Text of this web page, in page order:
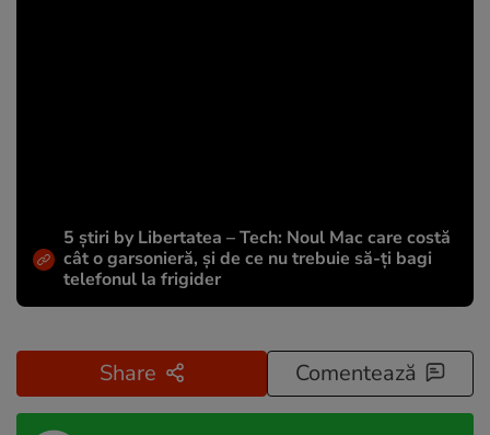
5 știri by Libertatea – Tech: Noul Mac care costă
cât o garsonieră, și de ce nu trebuie să-ți bagi
telefonul la frigider
Share Comentează